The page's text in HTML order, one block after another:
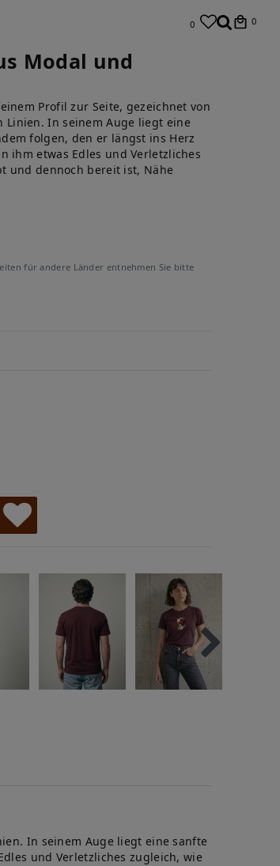
0 0
Modal und
Profil zur Seite, gezeichnet von
Linien. In seinem Auge liegt eine
folgen, den er längst ins Herz
ihm etwas Edles und Verletzliches
und dennoch bereit ist, Nähe
für andere Länder entnehmen Sie bitte
W
u
te
In seinem Auge liegt eine sanfte
und Verletzliches zugleich, wie